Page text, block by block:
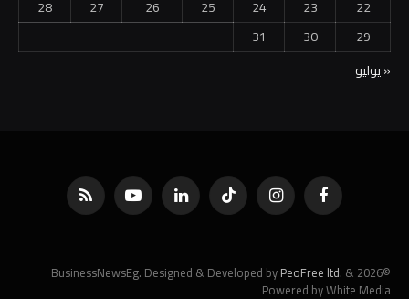
22
23
24
25
26
27
28
29
30
31
« يوليو
فيسبوك الانستغرامتيكتوك لينكدإن يوتيوب RSS
©2026 BusinessNewsEg. Designed & Developed by
PeoFree ltd. &
Powered by White Media